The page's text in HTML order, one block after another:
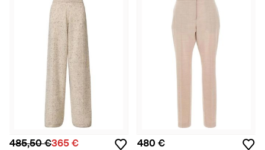
485,50 €365 € 480 €